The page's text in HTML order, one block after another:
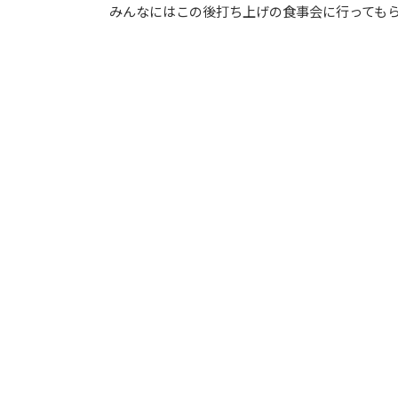
みんなにはこの後打ち上げの食事会に行っても